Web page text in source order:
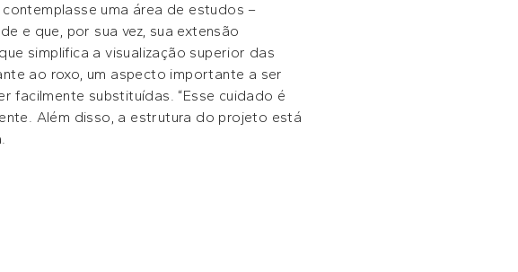
uma área de estudos –
e que, por sua vez, sua extensão
simplifica a visualização superior das
ao roxo, um aspecto importante a ser
facilmente substituídas. “Esse cuidado é
Além disso, a estrutura do projeto está